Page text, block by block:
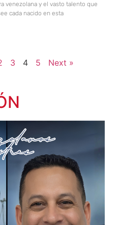
venezolana y el vasto talento que
cada nacido en esta
3 4 5 Next »